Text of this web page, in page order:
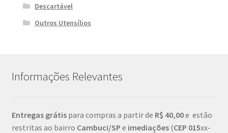
Descartável
Outros Utensílios
Informações Relevantes
Entregas grátis para compras a partir de R$ 40,00e estão
restritas ao bairro Cambuci/SP e imediações(CEP 015xx-